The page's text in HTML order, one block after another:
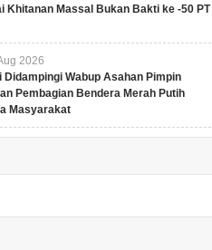
Khitanan Massal Bukan Bakti ke -50 PT
2026
Didampingi Wabup Asahan Pimpin
Pembagian Bendera Merah Putih
Masyarakat